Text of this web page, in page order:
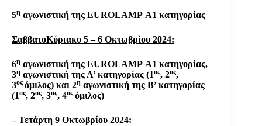
5η αγωνιστική της EUROLAMP Α1 κατηγορίας
ΣαββατοΚύριακο 5 – 6 Οκτωβρίου 2024:
6η αγωνιστική της EUROLAMP Α1 κατηγορίας,
3η αγωνιστική της Α’ κατηγορίας (1ος, 2ος,
3ος όμιλος) και 2η αγωνιστική της Β’ κατηγορίας
(1ος, 2ος, 3ος, 4ος όμιλος)
– Τετάρτη 9 Οκτωβρίου 2024: